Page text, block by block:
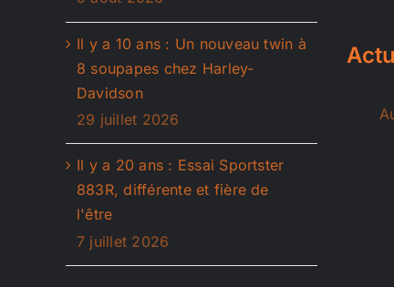
Il y a 10 ans : Un nouveau twin à
8 soupapes chez Harley-
Davidson
29 juillet 2026
Il y a 20 ans : Essai Sportster
883R, différente et fière de
l'être
7 juillet 2026